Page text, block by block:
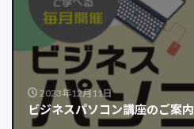
2023年12月11日
ビジネスパソコン講座のご案内